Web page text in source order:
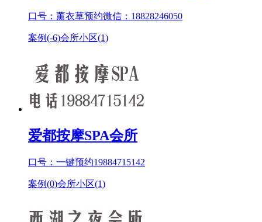
口号：薰衣草预约微信：18828246050
案例(-6)会所小区(1)
爱都按摩SPA会所
口号：一键预约19884715142
案例(0)会所小区(1)